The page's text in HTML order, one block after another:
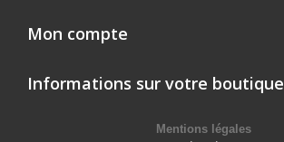
Mon compte
Informations sur votre boutique
Mentions légales